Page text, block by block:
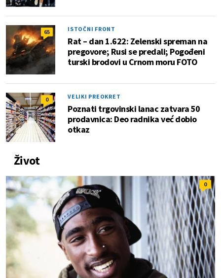
65 ISTOČNI FRONT
Rat – dan 1.622: Zelenski spreman na
pregovore; Rusi se predali; Pogođeni
turski brodovi u Crnom moru FOTO
0 VELIKI PREOKRET
Poznati trgovinski lanac zatvara 50
prodavnica: Deo radnika već dobio
otkaz
Život
0